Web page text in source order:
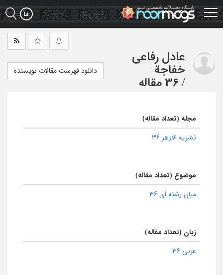
Skip
to
main
عادل رفاعی
خفاجة
/ 36 مقاله
دانلود فهرست مقالات نویسنده
مجله (تعداد مقاله)
نشریه الازهر 36
موضوع (تعداد مقاله)
میان رشته ای 36
زبان (تعداد مقاله)
عربی 36